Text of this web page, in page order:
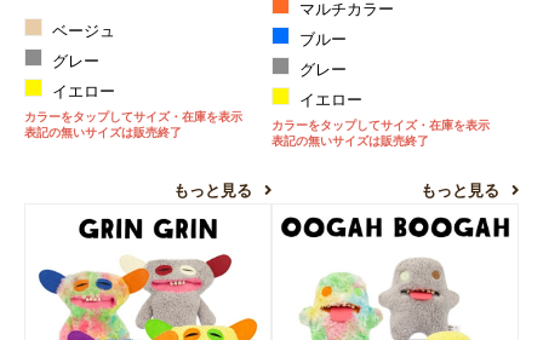
ベージュ
グレー
イエロー
カラーをタップしてサイズ・在庫を表示
表記の無いサイズは販売終了
もっと見る
マルチカラー
ブルー
グレー
イエロー
カラーをタップしてサイズ・在庫を表示
表記の無いサイズは販売終了
もっと見る